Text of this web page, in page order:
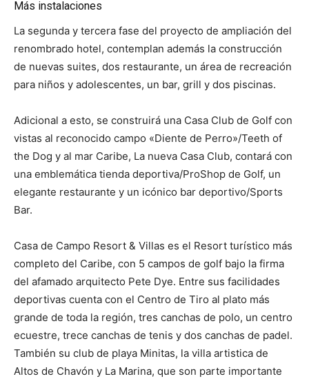
Más instalaciones
La segunda y tercera fase del proyecto de ampliación del
renombrado hotel, contemplan además la construcción
de nuevas suites, dos restaurante, un área de recreación
para niños y adolescentes, un bar, grill y dos piscinas.
Adicional a esto, se construirá una Casa Club de Golf con
vistas al reconocido campo «Diente de Perro»/Teeth of
the Dog y al mar Caribe, La nueva Casa Club, contará con
una emblemática tienda deportiva/ProShop de Golf, un
elegante restaurante y un icónico bar deportivo/Sports
Bar.
Casa de Campo Resort & Villas es el Resort turístico más
completo del Caribe, con 5 campos de golf bajo la firma
del afamado arquitecto Pete Dye. Entre sus facilidades
deportivas cuenta con el Centro de Tiro al plato más
grande de toda la región, tres canchas de polo, un centro
ecuestre, trece canchas de tenis y dos canchas de padel.
También su club de playa Minitas, la villa artistica de
Altos de Chavón y La Marina, que son parte importante